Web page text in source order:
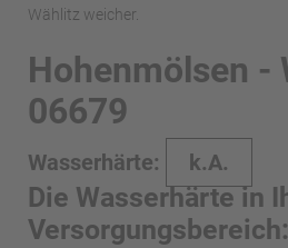
Wählitz weicher.
Hohenmölsen -
06679
Wasserhärte: k.A.
Die Wasserhärte in
Versorgungsbereich: